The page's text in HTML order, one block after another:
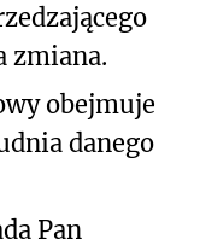
zmiana.
obejmuje
danego
Pan